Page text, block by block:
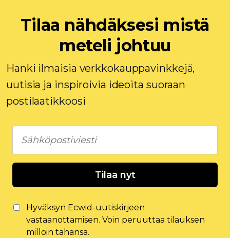
Tilaa nähdäksesi mistä
meteli johtuu
Hanki ilmaisia ​​verkkokauppavinkkejä,
uutisia ja inspiroivia ideoita suoraan
postilaatikkoosi
Tilaa nyt
Hyväksyn Ecwid-uutiskirjeen
vastaanottamisen. Voin peruuttaa tilauksen
milloin tahansa.